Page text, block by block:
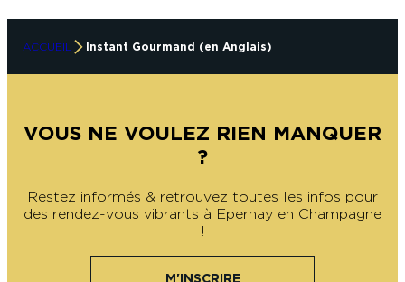
ACCUEIL Instant Gourmand (en Anglais)
VOUS NE VOULEZ RIEN MANQUER
?
Restez informés & retrouvez toutes les infos pour
des rendez-vous vibrants à Epernay en Champagne
!
M'INSCRIRE